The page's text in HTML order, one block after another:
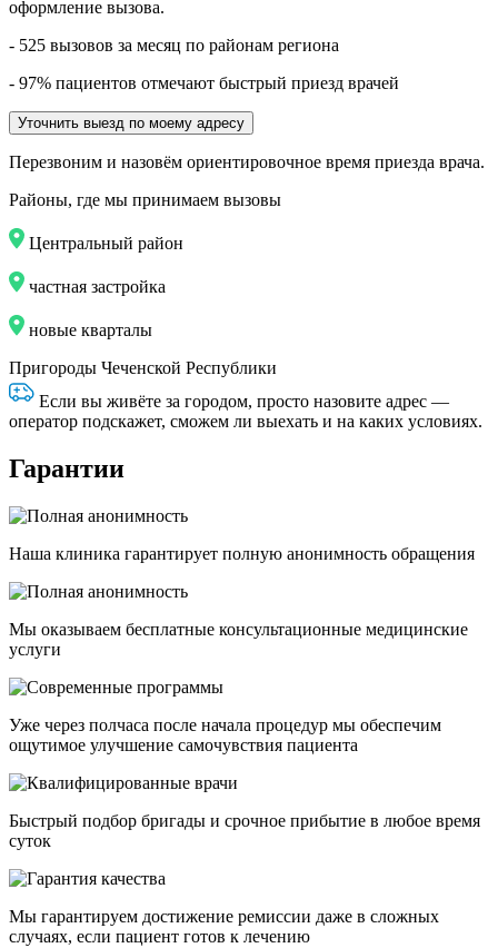
оформление вызова.
- 525 вызовов за месяц по районам региона
- 97% пациентов отмечают быстрый приезд врачей
Уточнить выезд по моему адресу
Перезвоним и назовём ориентировочное время приезда врача.
Районы, где мы принимаем вызовы
Центральный район
частная застройка
новые кварталы
Пригороды Чеченской Республики
Если вы живёте за городом, просто назовите адрес —
оператор подскажет, сможем ли выехать и на каких условиях.
Гарантии
Наша клиника гарантирует полную анонимность обращения
Мы оказываем бесплатные консультационные медицинские
услуги
Уже через полчаса после начала процедур мы обеспечим
ощутимое улучшение самочувствия пациента
Быстрый подбор бригады и срочное прибытие в любое время
суток
Мы гарантируем достижение ремиссии даже в сложных
случаях, если пациент готов к лечению